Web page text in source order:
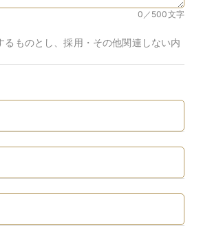
0／500文字
ものとし、採用・その他関連しない内